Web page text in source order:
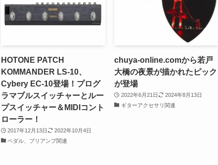
HOTONE PATCH
KOMMANDER LS-10、
Cybery EC-10登場！プログ
ラマブルスイッチャーとルー
プスイッチャー＆MIDIコント
ローラー！
2017年12月13日
2022年10月4日
ペダル、プリアンプ関連
chuya-online.comから若戸
大橋の夜景が描かれたピック
が登場
2022年6月21日
2024年8月13日
ギターアクセサリ関連